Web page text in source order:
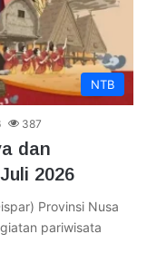
NTB
387
dan
2026
Provinsi Nusa
pariwisata